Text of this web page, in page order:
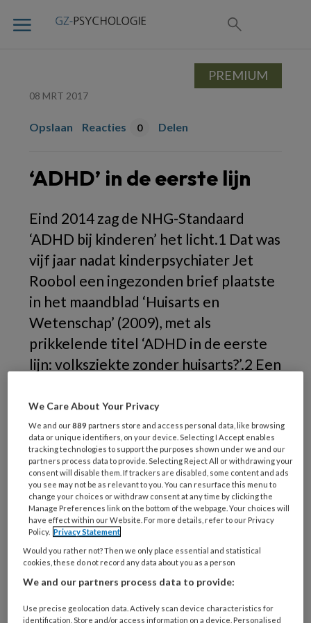
08 MRT 2017
Opslaan Reacties 0 Delen
‘ADHD’ in de eerste lijn
Eind 2014 zag de NHG-Standaard
‘ADHD bij kinderen’ het licht.1 Dat was
vijf jaar nadat kinderpsychiater Jet
Roobol een ingezonden brief plaatste
in het maandblad ‘Huisarts en
Wetenschap’ (2009), met als
prikkelende titel ‘ADHD in de eerste
lijn: volksziekte zonder huisarts?’.2 Een
de eerste lijn.
Kinderpsychiater Roobol schreef over haar
pogingen om met huisartsen en kinderartsen
afspraken te maken over de diagnostiek en
behandeling van ‘simpele’ ADHD. Zij eindigde
met de oproep aan huisartsen om uit te zoeken
of er überhaupt ‘eerstelijnsADHD’ bestaat en
welk beleid hierbij past. Er is veel mee
gewonnen wanneer ‘simpele ADHD’ binnen
de eerste lijn kan worden begeleid, b.v. door
meer continuïteit van zorg en een grotere
PREMIUM
We Care About Your Privacy
We and our889 partners store and access personal data, like browsing
data or unique identifiers, on your device. Selecting I Accept enables
tracking technologies to support the purposes shown under we and our
partners process data to provide. Selecting Reject All or withdrawing your
consent will disable them. If trackers are disabled, some content and ads
you see may not be as relevant to you. You can resurface this menu to
change your choices or withdraw consent at any time by clicking the
Manage Preferences link on the bottom of the webpage. Your choices will
have effect within our Website. For more details, refer to our Privacy
Policy. Privacy Statement
Would you rather not? Then we only place essential and statistical
cookies, these do not record any data about you as a person
We and our partners process data to provide:
Use precise geolocation data. Actively scan device characteristics for
identification. Store and/or access information on a device. Personalised